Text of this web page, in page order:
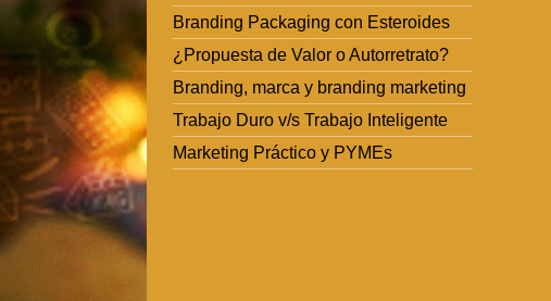
Branding Packaging con Esteroides
¿Propuesta de Valor o Autorretrato?
Branding, marca y branding marketing
Trabajo Duro v/s Trabajo Inteligente
Marketing Práctico y PYMEs